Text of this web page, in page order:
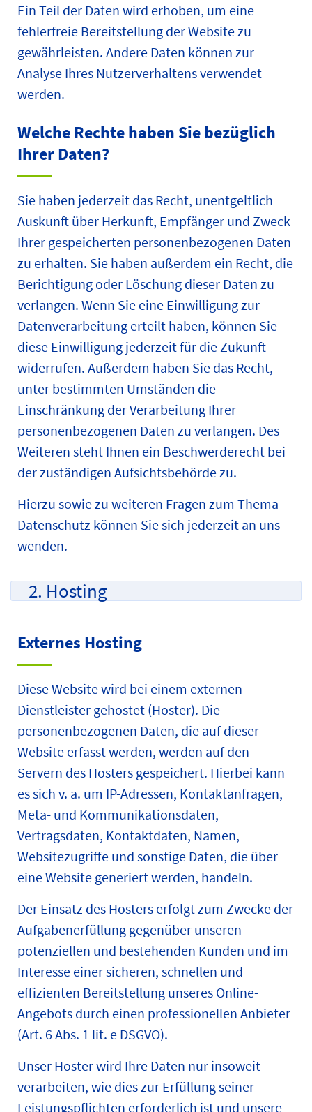
Ein Teil der Daten wird erhoben, um eine
fehlerfreie Bereitstellung der Website zu
gewährleisten. Andere Daten können zur
Analyse Ihres Nutzerverhaltens verwendet
werden.
Welche Rechte haben Sie bezüglich
Ihrer Daten?
Sie haben jederzeit das Recht, unentgeltlich
Auskunft über Herkunft, Empfänger und Zweck
Ihrer gespeicherten personenbezogenen Daten
zu erhalten. Sie haben außerdem ein Recht, die
Berichtigung oder Löschung dieser Daten zu
verlangen. Wenn Sie eine Einwilligung zur
Datenverarbeitung erteilt haben, können Sie
diese Einwilligung jederzeit für die Zukunft
widerrufen. Außerdem haben Sie das Recht,
unter bestimmten Umständen die
Einschränkung der Verarbeitung Ihrer
personenbezogenen Daten zu verlangen. Des
Weiteren steht Ihnen ein Beschwerderecht bei
der zuständigen Aufsichtsbehörde zu.
Hierzu sowie zu weiteren Fragen zum Thema
Datenschutz können Sie sich jederzeit an uns
wenden.
2. Hosting
Externes Hosting
Diese Website wird bei einem externen
Dienstleister gehostet (Hoster). Die
personenbezogenen Daten, die auf dieser
Website erfasst werden, werden auf den
Servern des Hosters gespeichert. Hierbei kann
es sich v. a. um IP-Adressen, Kontaktanfragen,
Meta- und Kommunikationsdaten,
Vertragsdaten, Kontaktdaten, Namen,
Websitezugriffe und sonstige Daten, die über
eine Website generiert werden, handeln.
Der Einsatz des Hosters erfolgt zum Zwecke der
Aufgabenerfüllung gegenüber unseren
potenziellen und bestehenden Kunden und im
Interesse einer sicheren, schnellen und
effizienten Bereitstellung unseres Online-
Angebots durch einen professionellen Anbieter
(Art. 6 Abs. 1 lit. e DSGVO).
Unser Hoster wird Ihre Daten nur insoweit
verarbeiten, wie dies zur Erfüllung seiner
Leistungspflichten erforderlich ist und unsere